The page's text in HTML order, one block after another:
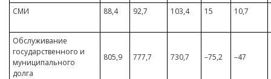
СМИ 88,4 92,7 103,4 15 10,7
Обслуживание
государственного и
муниципального
долга
805,9 777,7 730,7 –75,2 –47